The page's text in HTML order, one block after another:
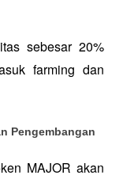
sebesar 20%
farming dan
Pengembangan
MAJOR akan